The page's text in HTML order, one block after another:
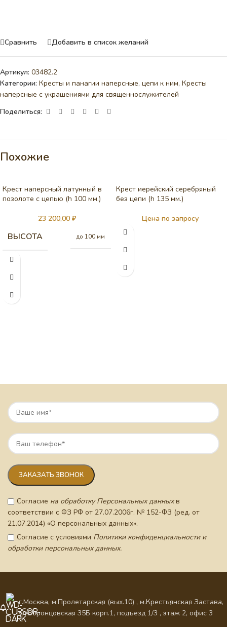
Сравнить Добавить в список желаний
Артикул: 03482.2
Категории: Кресты и панагии наперсные, цепи к ним, Кресты
наперсные с украшениями для священнослужителей
Поделиться:
Похожие
Крест наперсный латунный в
позолоте с цепью (h 100 мм.)
23 200,00 ₽
ВЫСОТА до 100 мм
Крест иерейский серебряный
без цепи (h 135 мм.)
Цена по запросу
Согласие на обработку Персональных данныхв
соответствии с ФЗ РФ от 27.07.2006г. № 152-ФЗ (ред. от
21.07.2014) «О персональных данных».
Согласие с условиями Политики конфиденциальности и
обработки персональных данных.
г.Москва, м.Пролетарская (вых.10) , м.Крестьянская Застава,
ул.Воронцовская 35Б корп.1, подъезд 1/3 , этаж 2, офис 3